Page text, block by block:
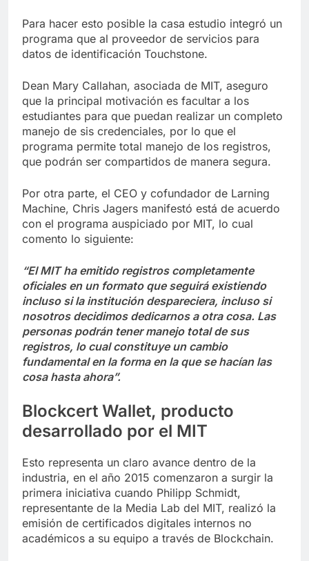
Para hacer esto posible la casa estudio integró un
programa que al proveedor de servicios para
datos de identificación Touchstone.
Dean Mary Callahan, asociada de MIT, aseguro
que la principal motivación es facultar a los
estudiantes para que puedan realizar un completo
manejo de sis credenciales, por lo que el
programa permite total manejo de los registros,
que podrán ser compartidos de manera segura.
Por otra parte, el CEO y cofundador de Larning
Machine, Chris Jagers manifestó está de acuerdo
con el programa auspiciado por MIT, lo cual
comento lo siguiente:
“El MIT ha emitido registros completamente
oficiales en un formato que seguirá existiendo
incluso si la institución despareciera, incluso si
nosotros decidimos dedicarnos a otra cosa. Las
personas podrán tener manejo total de sus
registros, lo cual constituye un cambio
fundamental en la forma en la que se hacían las
cosa hasta ahora”.
Blockcert Wallet, producto
desarrollado por el MIT
Esto representa un claro avance dentro de la
industria, en el año 2015 comenzaron a surgir la
primera iniciativa cuando Philipp Schmidt,
representante de la Media Lab del MIT, realizó la
emisión de certificados digitales internos no
académicos a su equipo a través de Blockchain.